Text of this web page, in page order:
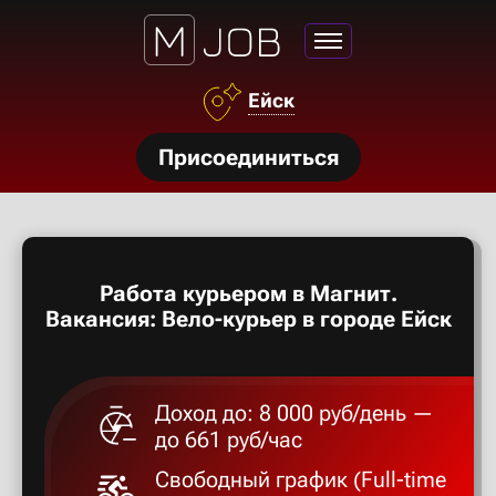
Алексин
Ейск
Присоединиться
Работа курьером в Магнит.
Вакансия: Вело-курьер в городе Ейск
Доход до: 8 000 руб/день —
до 661 руб/час
Свободный график (Full-time